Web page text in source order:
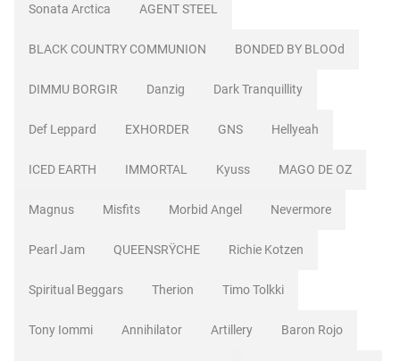
Sonata Arctica AGENT STEEL
BLACK COUNTRY COMMUNION BONDED BY BLOOd
DIMMU BORGIR Danzig Dark Tranquillity
Def Leppard EXHORDER GNS Hellyeah
ICED EARTH IMMORTAL Kyuss MAGO DE OZ
Magnus Misfits Morbid Angel Nevermore
Pearl Jam QUEENSRŸCHE Richie Kotzen
Spiritual Beggars Therion Timo Tolkki
Tony Iommi Annihilator Artillery Baron Rojo